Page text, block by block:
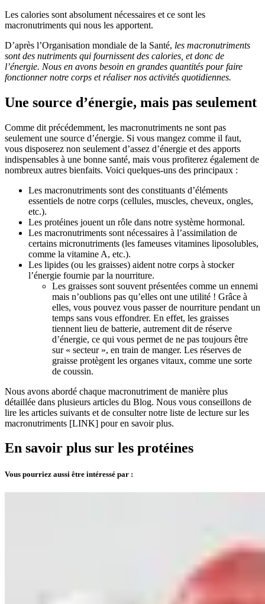
Les calories sont absolument nécessaires et ce sont les
macronutriments qui nous les apportent.
D’après l’Organisation mondiale de la Santé, les macronutriments
sont des nutriments qui fournissent des calories, et donc de
l’énergie. Nous en avons besoin en grandes quantités pour faire
fonctionner notre corps et réaliser nos activités quotidiennes.
Une source d’énergie, mais pas seulement
Comme dit précédemment, les macronutriments ne sont pas
seulement une source d’énergie. Si vous mangez comme il faut,
vous disposerez non seulement d’assez d’énergie et des apports
indispensables à une bonne santé, mais vous profiterez également de
nombreux autres bienfaits. Voici quelques-uns des principaux :
Les macronutriments sont des constituants d’éléments
essentiels de notre corps (cellules, muscles, cheveux, ongles,
etc.).
Les protéines jouent un rôle dans notre système hormonal.
Les macronutriments sont nécessaires à l’assimilation de
certains micronutriments (les fameuses vitamines liposolubles,
comme la vitamine A, etc.).
Les lipides (ou les graisses) aident notre corps à stocker
l’énergie fournie par la nourriture.
Les graisses sont souvent présentées comme un ennemi
mais n’oublions pas qu’elles ont une utilité ! Grâce à
elles, vous pouvez vous passer de nourriture pendant un
temps sans vous effondrer. En effet, les graisses
tiennent lieu de batterie, autrement dit de réserve
d’énergie, ce qui vous permet de ne pas toujours être
sur « secteur », en train de manger. Les réserves de
graisse protègent les organes vitaux, comme une sorte
de coussin.
Nous avons abordé chaque macronutriment de manière plus
détaillée dans plusieurs articles du Blog. Nous vous conseillons de
lire les articles suivants et de consulter notre liste de lecture sur les
macronutriments [LINK] pour en savoir plus.
En savoir plus sur les protéines
Vous pourriez aussi être intéressé par :